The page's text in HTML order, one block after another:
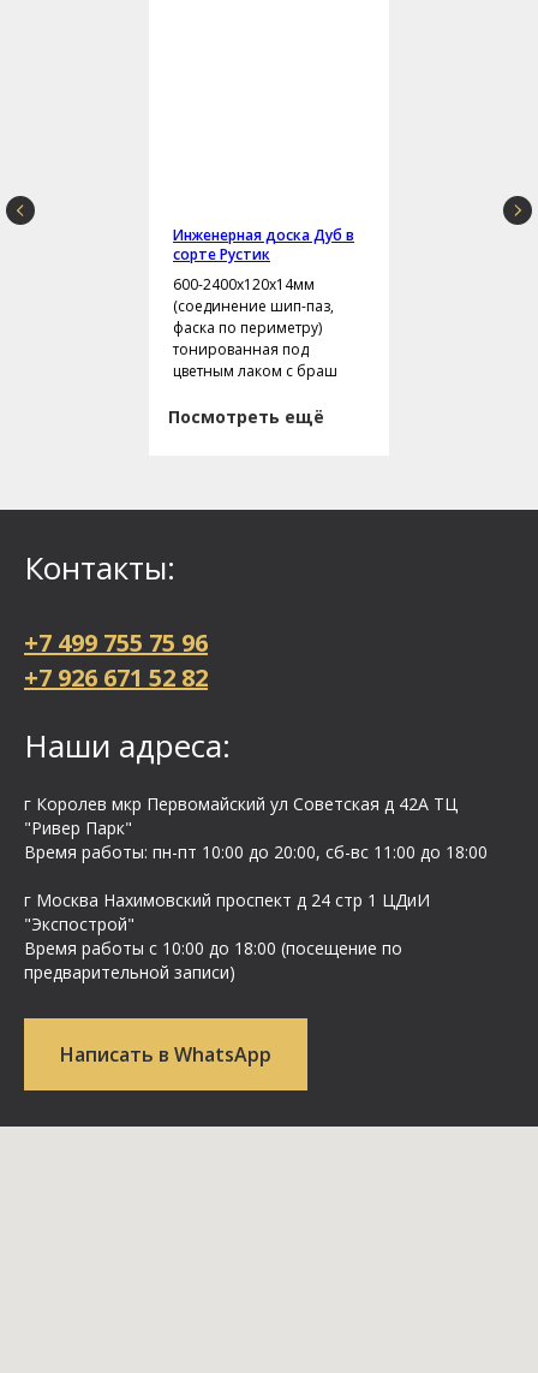
Инженерная доска Дуб в
сорте Рустик
600-2400х120х14мм
(соединение шип-паз,
фаска по периметру)
тонированная под
цветным лаком с браш
Посмотреть ещё
Контакты:
+7 499 755 75 96
+7 926 671 52 82
Наши адреса:
г Королев мкр Первомайский ул Cоветская д 42А ТЦ
"Ривер Парк"
Время работы: пн-пт 10:00 до 20:00, сб-вс 11:00 до 18:00
г Москва Нахимовский проспект д 24 стр 1 ЦДиИ
"Экспострой"
Время работы с 10:00 до 18:00 (посещение по
предварительной записи)
Написать в WhatsApp